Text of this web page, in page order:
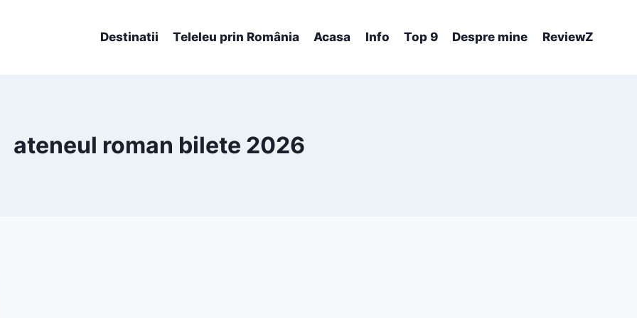
Destinatii Teleleu prin România Acasa Info Top 9 Despre mine ReviewZ
ateneul roman bilete 2026